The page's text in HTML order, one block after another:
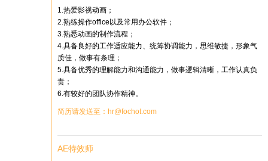
1.热爱影视动画；
2.熟练操作office以及常用办公软件；
3.熟悉动画的制作流程；
4.具备良好的工作适应能力、统筹协调能力，思维敏捷，形象气
质佳，做事有条理；
5.具备优秀的理解能力和沟通能力，做事逻辑清晰，工作认真负
责；
6.有较好的团队协作精神。
简历请发送至：hr@fochot.com
AE特效师